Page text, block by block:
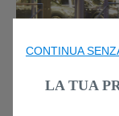
CONTINUA
LA TUA